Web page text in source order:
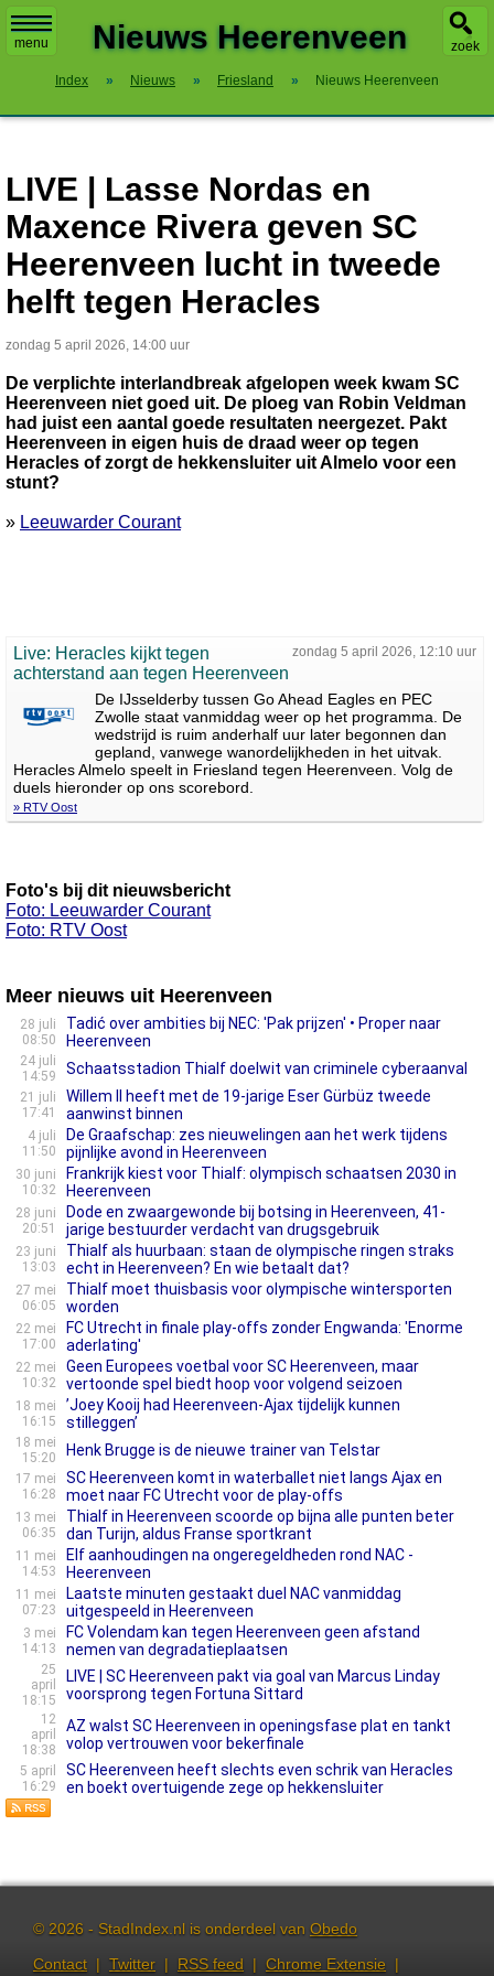
menu zoek
Nieuws Heerenveen
Index » Nieuws » Friesland » Nieuws Heerenveen
LIVE | Lasse Nordas en
Maxence Rivera geven SC
Heerenveen lucht in tweede
helft tegen Heracles
zondag 5 april 2026, 14:00 uur
De verplichte interlandbreak afgelopen week kwam SC
Heerenveen niet goed uit. De ploeg van Robin Veldman
had juist een aantal goede resultaten neergezet. Pakt
Heerenveen in eigen huis de draad weer op tegen
Heracles of zorgt de hekkensluiter uit Almelo voor een
stunt?
» Leeuwarder Courant
zondag 5 april 2026, 12:10 uur
Live: Heracles kijkt tegen
achterstand aan tegen Heerenveen
De IJsselderby tussen Go Ahead Eagles en PEC
Zwolle staat vanmiddag weer op het programma. De
wedstrijd is ruim anderhalf uur later begonnen dan
gepland, vanwege wanordelijkheden in het uitvak.
Heracles Almelo speelt in Friesland tegen Heerenveen. Volg de
duels hieronder op ons scorebord.
» RTV Oost
Foto's bij dit nieuwsbericht
Foto: Leeuwarder Courant
Foto: RTV Oost
Meer nieuws uit Heerenveen
28 juli
08:50
Tadić over ambities bij NEC: 'Pak prijzen' • Proper naar
Heerenveen
24 juli
14:59
Schaatsstadion Thialf doelwit van criminele cyberaanval
21 juli
17:41
Willem II heeft met de 19-jarige Eser Gürbüz tweede
aanwinst binnen
4 juli
11:50
De Graafschap: zes nieuwelingen aan het werk tijdens
pijnlijke avond in Heerenveen
30 juni
10:32
Frankrijk kiest voor Thialf: olympisch schaatsen 2030 in
Heerenveen
28 juni
20:51
Dode en zwaargewonde bij botsing in Heerenveen, 41-
jarige bestuurder verdacht van drugsgebruik
23 juni
13:03
Thialf als huurbaan: staan de olympische ringen straks
echt in Heerenveen? En wie betaalt dat?
27 mei
06:05
Thialf moet thuisbasis voor olympische wintersporten
worden
22 mei
17:00
FC Utrecht in finale play-offs zonder Engwanda: 'Enorme
aderlating'
22 mei
10:32
Geen Europees voetbal voor SC Heerenveen, maar
vertoonde spel biedt hoop voor volgend seizoen
18 mei
16:15
’Joey Kooij had Heerenveen-Ajax tijdelijk kunnen
stilleggen’
18 mei
15:20
Henk Brugge is de nieuwe trainer van Telstar
17 mei
16:28
SC Heerenveen komt in waterballet niet langs Ajax en
moet naar FC Utrecht voor de play-offs
13 mei
06:35
Thialf in Heerenveen scoorde op bijna alle punten beter
dan Turijn, aldus Franse sportkrant
11 mei
14:53
Elf aanhoudingen na ongeregeldheden rond NAC -
Heerenveen
11 mei
07:23
Laatste minuten gestaakt duel NAC vanmiddag
uitgespeeld in Heerenveen
3 mei
14:13
FC Volendam kan tegen Heerenveen geen afstand
nemen van degradatieplaatsen
25
april
18:15
LIVE | SC Heerenveen pakt via goal van Marcus Linday
voorsprong tegen Fortuna Sittard
12
april
18:38
AZ walst SC Heerenveen in openingsfase plat en tankt
volop vertrouwen voor bekerfinale
5 april
16:29
SC Heerenveen heeft slechts even schrik van Heracles
en boekt overtuigende zege op hekkensluiter
© 2026 - StadIndex.nl is onderdeel van Obedo
Contact | Twitter | RSS feed | Chrome Extensie |